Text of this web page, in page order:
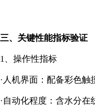
三、关键性能指标验证
1、操作性指标
·人机界面：配备彩色
·自动化程度：含水分